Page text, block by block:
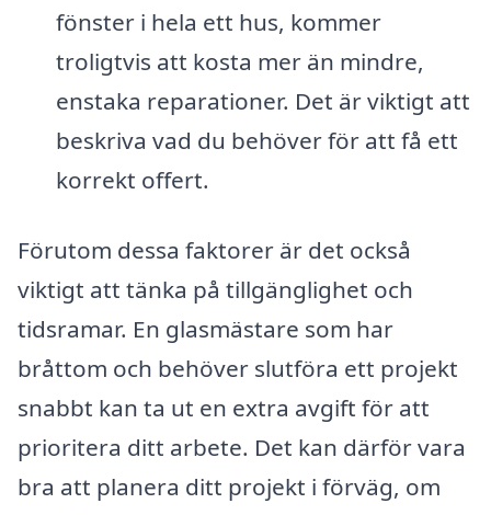
fönster i hela ett hus, kommer
troligtvis att kosta mer än mindre,
enstaka reparationer. Det är viktigt att
beskriva vad du behöver för att få ett
korrekt offert.
Förutom dessa faktorer är det också
viktigt att tänka på tillgänglighet och
tidsramar. En glasmästare som har
bråttom och behöver slutföra ett projekt
snabbt kan ta ut en extra avgift för att
prioritera ditt arbete. Det kan därför vara
bra att planera ditt projekt i förväg, om